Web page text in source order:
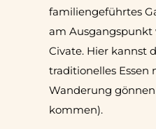
familiengeführtes
am Ausgangspunkt
Civate. Hier kannst
traditionelles Essen
Wanderung
kommen).